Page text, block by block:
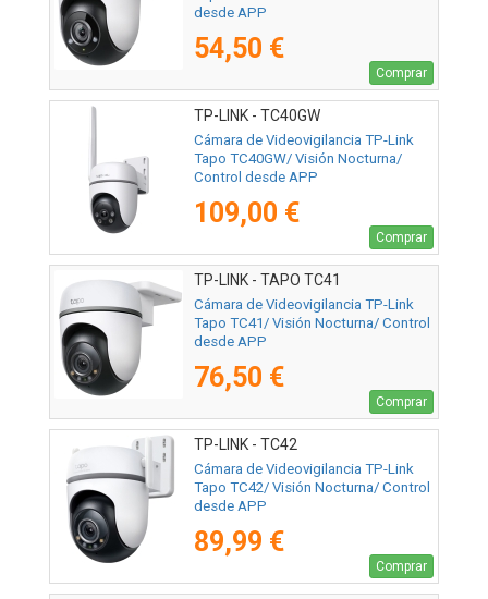
desde APP
54,50 €
Comprar
TP-LINK - TC40GW
Cámara de Videovigilancia TP-Link
Tapo TC40GW/ Visión Nocturna/
Control desde APP
109,00 €
Comprar
TP-LINK - TAPO TC41
Cámara de Videovigilancia TP-Link
Tapo TC41/ Visión Nocturna/ Control
desde APP
76,50 €
Comprar
TP-LINK - TC42
Cámara de Videovigilancia TP-Link
Tapo TC42/ Visión Nocturna/ Control
desde APP
89,99 €
Comprar